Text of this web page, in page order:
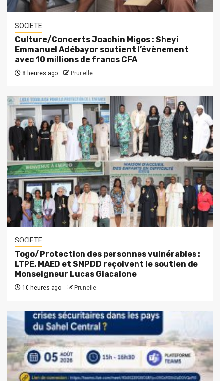
SOCIETE
Culture/Concerts Joachin Migos : Sheyi
Emmanuel Adébayor soutient l’évènement
avec 10 millions de francs CFA
8 heures ago Prunelle
SOCIETE
Togo/Protection des personnes vulnérables :
LTPE, MAED et SMPDD reçoivent le soutien de
Monseigneur Lucas Giacalone
10 heures ago Prunelle